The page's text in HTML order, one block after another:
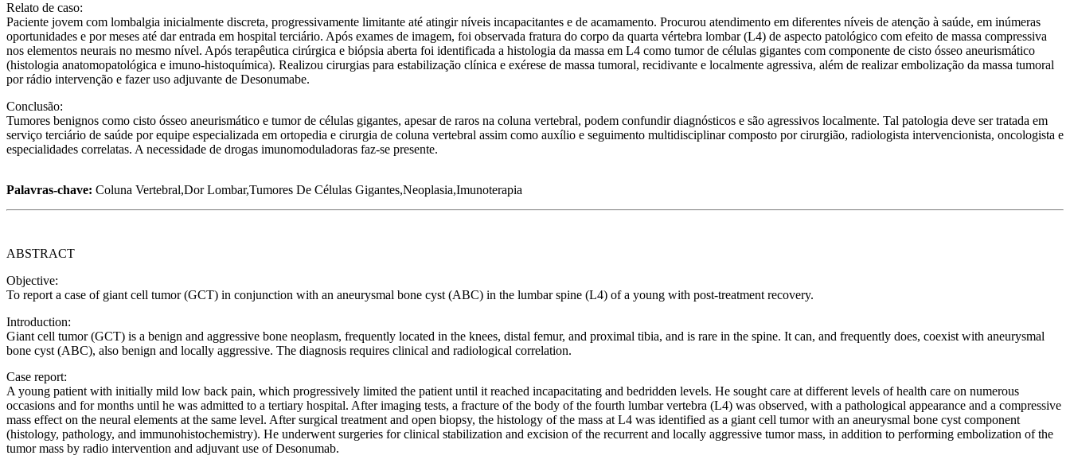
Relato de caso:
Paciente jovem com lombalgia inicialmente discreta, progressivamente limitante até atingir níveis incapacitantes e de acamamento. Procurou atendimento em diferentes níveis de atenção à saúde, em inúmeras
oportunidades e por meses até dar entrada em hospital terciário. Após exames de imagem, foi observada fratura do corpo da quarta vértebra lombar (L4) de aspecto patológico com efeito de massa compressiva
nos elementos neurais no mesmo nível. Após terapêutica cirúrgica e biópsia aberta foi identificada a histologia da massa em L4 como tumor de células gigantes com componente de cisto ósseo aneurismático
(histologia anatomopatológica e imuno-histoquímica). Realizou cirurgias para estabilização clínica e exérese de massa tumoral, recidivante e localmente agressiva, além de realizar embolização da massa tumoral
por rádio intervenção e fazer uso adjuvante de Desonumabe.
Conclusão:
Tumores benignos como cisto ósseo aneurismático e tumor de células gigantes, apesar de raros na coluna vertebral, podem confundir diagnósticos e são agressivos localmente. Tal patologia deve ser tratada em
serviço terciário de saúde por equipe especializada em ortopedia e cirurgia de coluna vertebral assim como auxílio e seguimento multidisciplinar composto por cirurgião, radiologista intervencionista, oncologista e
especialidades correlatas. A necessidade de drogas imunomoduladoras faz-se presente.
Palavras-chave: Coluna Vertebral,Dor Lombar,Tumores De Células Gigantes,Neoplasia,Imunoterapia
ABSTRACT
Objective:
To report a case of giant cell tumor (GCT) in conjunction with an aneurysmal bone cyst (ABC) in the lumbar spine (L4) of a young with post-treatment recovery.
Introduction:
Giant cell tumor (GCT) is a benign and aggressive bone neoplasm, frequently located in the knees, distal femur, and proximal tibia, and is rare in the spine. It can, and frequently does, coexist with aneurysmal
bone cyst (ABC), also benign and locally aggressive. The diagnosis requires clinical and radiological correlation.
Case report:
A young patient with initially mild low back pain, which progressively limited the patient until it reached incapacitating and bedridden levels. He sought care at different levels of health care on numerous
occasions and for months until he was admitted to a tertiary hospital. After imaging tests, a fracture of the body of the fourth lumbar vertebra (L4) was observed, with a pathological appearance and a compressive
mass effect on the neural elements at the same level. After surgical treatment and open biopsy, the histology of the mass at L4 was identified as a giant cell tumor with an aneurysmal bone cyst component
(histology, pathology, and immunohistochemistry). He underwent surgeries for clinical stabilization and excision of the recurrent and locally aggressive tumor mass, in addition to performing embolization of the
tumor mass by radio intervention and adjuvant use of Desonumab.